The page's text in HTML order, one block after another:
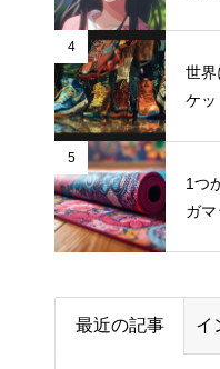
4
世界
ケッ
5
1つ
ガマ
最近の記事 イ
フ
社
周